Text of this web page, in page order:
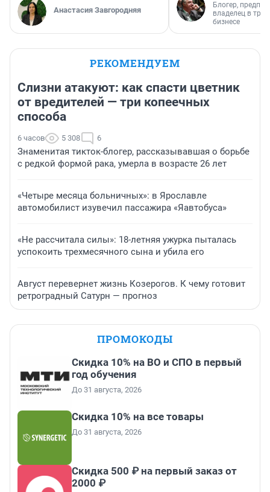
Анастасия Завгородняя
Блогер,
владелец в
бизнесе
РЕКОМЕНДУЕМ
Слизни атакуют: как спасти цветник
от вредителей — три копеечных
способа
6 часов 5 308 6
Знаменитая тикток-блогер, рассказывавшая о борьбе
с редкой формой рака, умерла в возрасте 26 лет
«Четыре месяца больничных»: в Ярославле
автомобилист изувечил пассажира «Яавтобуса»
«Не рассчитала силы»: 18-летняя ужурка пыталась
успокоить трехмесячного сына и убила его
Август перевернет жизнь Козерогов. К чему готовит
ретроградный Сатурн — прогноз
ПРОМОКОДЫ
Скидка 10% на ВО и СПО в первый
год обучения
До 31 августа, 2026
Скидка 10% на все товары
До 31 августа, 2026
Скидка 500 ₽ на первый заказ от
2000 ₽